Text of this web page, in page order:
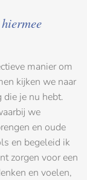
manier om
kijken we naar
die je nu hebt.
we
en oude
en begeleid ik
zorgen voor een
en voelen,